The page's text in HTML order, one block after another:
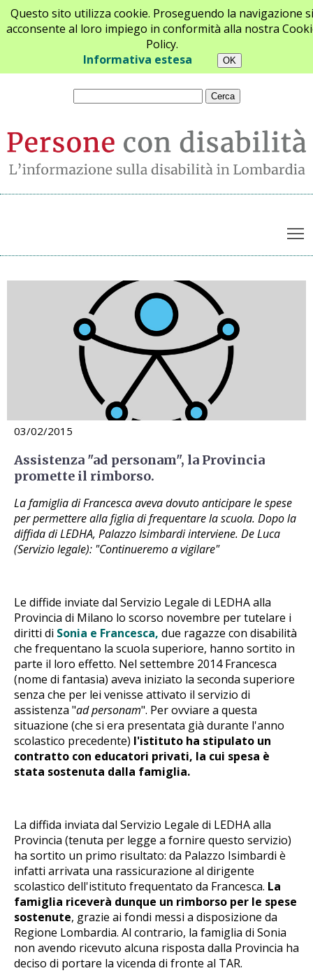
Questo sito utilizza cookie. Proseguendo la navigazione si
acconsente al loro impiego in conformità alla nostra
Policy.
Informativa estesa
Chi siamo Newsletter Contatti
Archivio notizie
03/02/2015
Assistenza "ad personam", la Provincia
promette il rimborso.
La famiglia di Francesca aveva dovuto anticipare le spese
per permettere alla figlia di frequentare la scuola. Dopo la
diffida di LEDHA, Palazzo Isimbardi interviene. De Luca
(Servizio legale): "Continueremo a vigilare"
Le diffide inviate dal Servizio Legale di LEDHA alla
Provincia di Milano lo scorso novembre per tutelare i
diritti di Sonia e Francesca, due ragazze con disabilità
che frequentano la scuola superiore, hanno sortito in
parte il loro effetto. Nel settembre 2014 Francesca
(nome di fantasia) aveva iniziato la seconda superiore
senza che per lei venisse attivato il servizio di
assistenza "ad personam". Per ovviare a questa
situazione (che si era presentata già durante l'anno
scolastico precedente) l'istituto ha stipulato un
contratto con educatori privati, la cui spesa è
stata sostenuta dalla famiglia.
La diffida inviata dal Servizio Legale di LEDHA alla
Provincia (tenuta per legge a fornire questo servizio)
ha sortito un primo risultato: da Palazzo Isimbardi è
infatti arrivata una rassicurazione al dirigente
scolastico dell'istituto frequentato da Francesca. La
famiglia riceverà dunque un rimborso per le spese
sostenute, grazie ai fondi messi a disposizione da
Regione Lombardia. Al contrario, la famiglia di Sonia
non avendo ricevuto alcuna risposta dalla Provincia ha
deciso di portare la vicenda di fronte al TAR.